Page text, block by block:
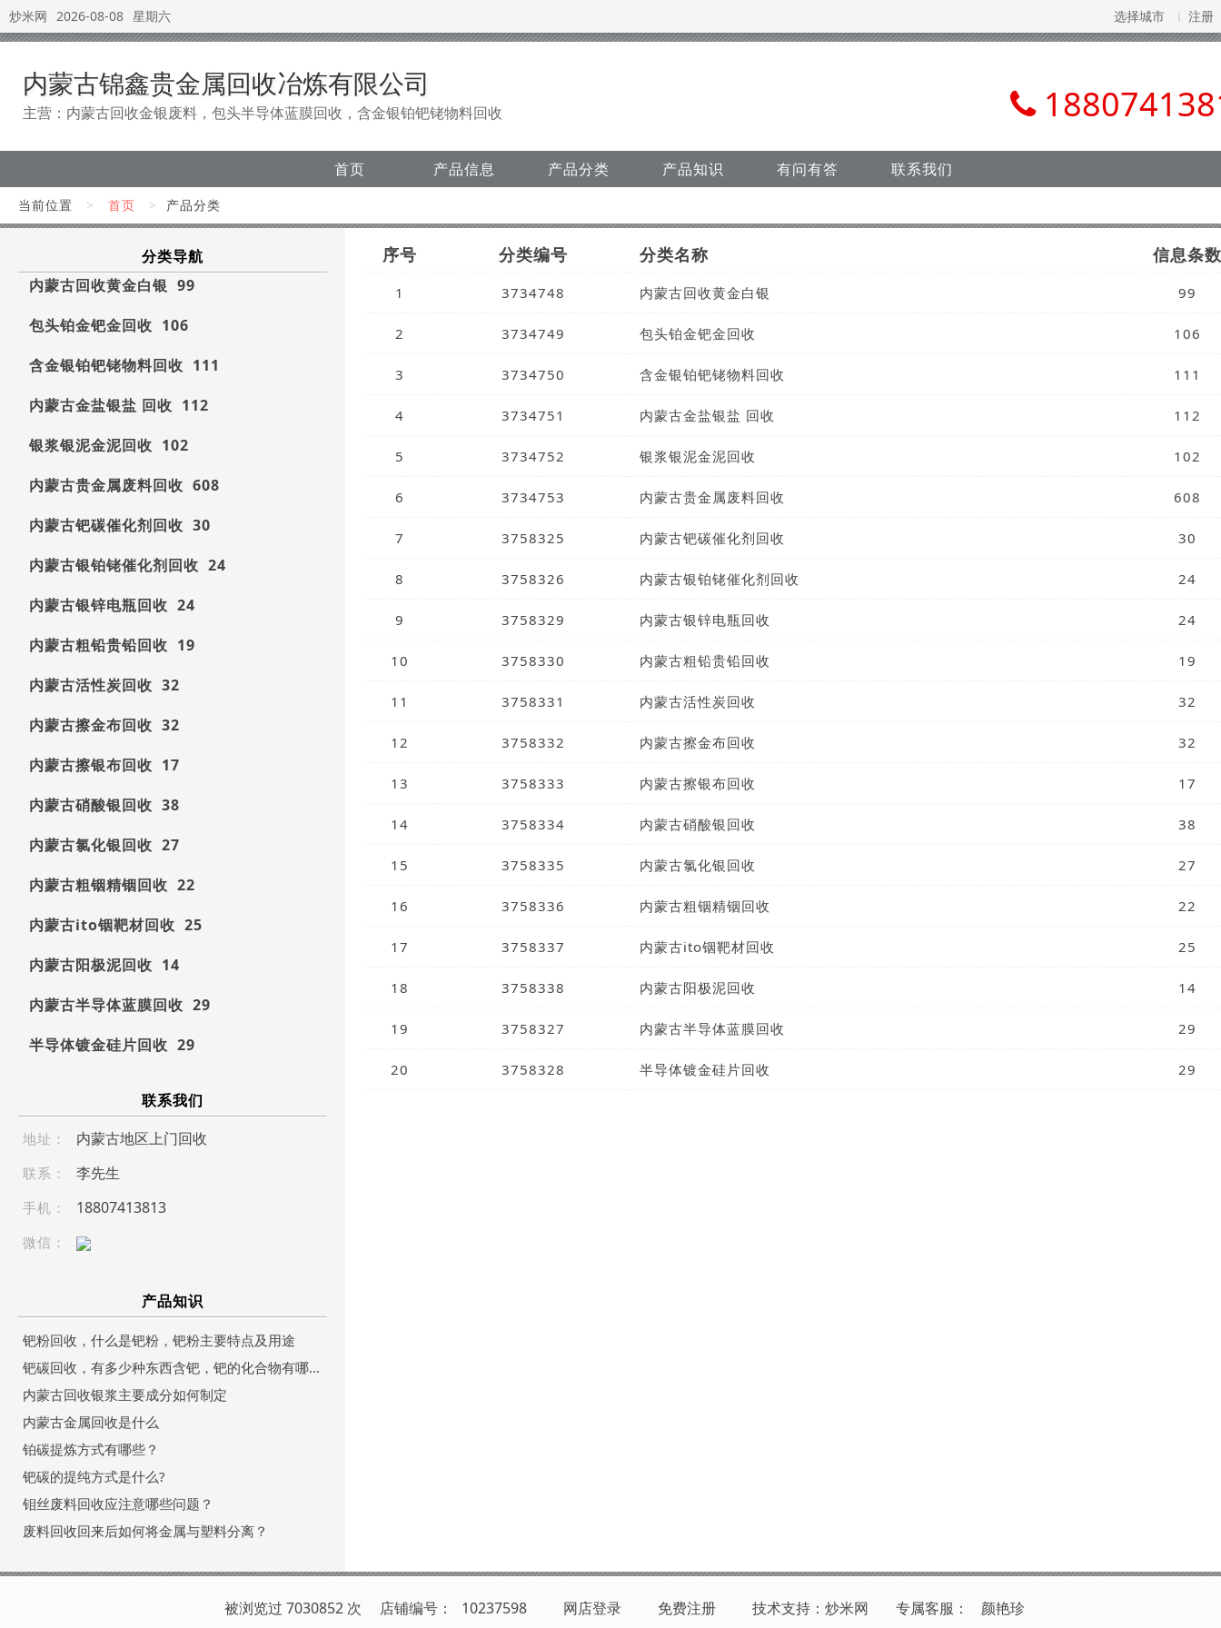
炒米网 2026-08-08 星期六 选择城市 注册
内蒙古锦鑫贵金属回收冶炼有限公司
主营：内蒙古回收金银废料，包头半导体蓝膜回收，含金银铂钯铑物料回收
首页 产品信息 产品分类 产品知识 有问有答 联系我们
当前位置 > 首页 > 产品分类
分类导航
内蒙古回收黄金白银 99
包头铂金钯金回收 106
含金银铂钯铑物料回收 111
内蒙古金盐银盐 回收 112
银浆银泥金泥回收 102
内蒙古贵金属废料回收 608
内蒙古钯碳催化剂回收 30
内蒙古银铂铑催化剂回收 24
内蒙古银锌电瓶回收 24
内蒙古粗铅贵铅回收 19
内蒙古活性炭回收 32
内蒙古擦金布回收 32
内蒙古擦银布回收 17
内蒙古硝酸银回收 38
内蒙古氯化银回收 27
内蒙古粗铟精铟回收 22
内蒙古ito铟靶材回收 25
内蒙古阳极泥回收 14
内蒙古半导体蓝膜回收 29
半导体镀金硅片回收 29
联系我们
地址： 内蒙古地区上门回收
联系： 李先生
手机： 18 80 74 1 3 8 13
微信：
产品知识
钯粉回收，什么是钯粉，钯粉主要特点及用途
钯碳回收，有多少种东西含钯，钯的化合物有哪些？
内蒙古回收银浆主要成分如何制定
内蒙古金属回收是什么
铂碳提炼方式有哪些？
钯碳的提纯方式是什么?
钼丝废料回收应注意哪些问题？
废料回收回来后如何将金属与塑料分离？
序号 分类编号 分类名称 信息条数
1 3734748 内蒙古回收黄金白银 99
2 3734749 包头铂金钯金回收 106
3 3734750 含金银铂钯铑物料回收 111
4 3734751 内蒙古金盐银盐 回收 112
5 3734752 银浆银泥金泥回收 102
6 3734753 内蒙古贵金属废料回收 608
7 3758325 内蒙古钯碳催化剂回收 30
8 3758326 内蒙古银铂铑催化剂回收 24
9 3758329 内蒙古银锌电瓶回收 24
10 3758330 内蒙古粗铅贵铅回收 19
11 3758331 内蒙古活性炭回收 32
12 3758332 内蒙古擦金布回收 32
13 3758333 内蒙古擦银布回收 17
14 3758334 内蒙古硝酸银回收 38
15 3758335 内蒙古氯化银回收 27
16 3758336 内蒙古粗铟精铟回收 22
17 3758337 内蒙古ito铟靶材回收 25
18 3758338 内蒙古阳极泥回收 14
19 3758327 内蒙古半导体蓝膜回收 29
20 3758328 半导体镀金硅片回收 29
被浏览过 7030852 次 店铺编号： 10237598 网店登录 免费注册 技术支持：炒米网 专属客服 ： 颜艳珍